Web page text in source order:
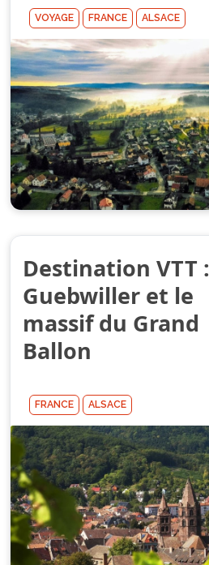
VOYAGE FRANCE ALSACE
Destination VTT :
Guebwiller et le
massif du Grand
Ballon
FRANCE ALSACE